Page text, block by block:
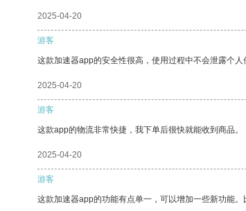
2025-04-20
游客
这款加速器app的安全性很高，使用过程中不会泄露个人
2025-04-20
游客
这款app的物流非常快捷，我下单后很快就能收到商品。
2025-04-20
游客
这款加速器app的功能有点单一，可以增加一些新功能